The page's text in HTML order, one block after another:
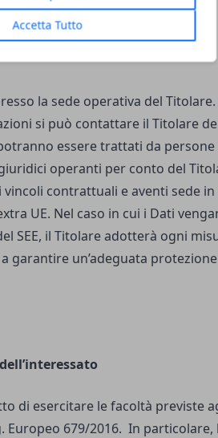
Accetta Tutto
e trasferimento dei Dati
la sede operativa del Titolare.
si può contattare il Titolare
essere trattati da persone
operanti per conto del
contrattuali e aventi sede in
UE. Nel caso in cui i Dati
SEE, il Titolare adotterà ogni
garantire un’adeguata protezione
di esercitare le facoltà previste
Europeo 679/2016. In particolare,